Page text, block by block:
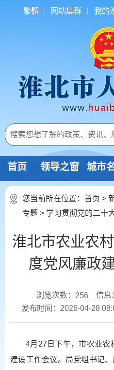
繁體 网站集群 我的
首页 领导之窗 城市
您当前所在位置： 首页 >
专题 > 学习贯彻党的二十
淮北市农业农
度党风廉政
浏览次数： 256
信息
发布时间：2026-04-28
4月27日下午，市农业农
建设工作会议。局党组书记